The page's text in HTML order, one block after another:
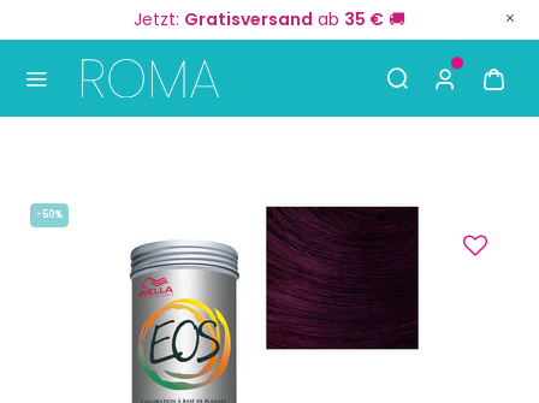
Jetzt: Gratisversand ab 35 € 🚚
-50%